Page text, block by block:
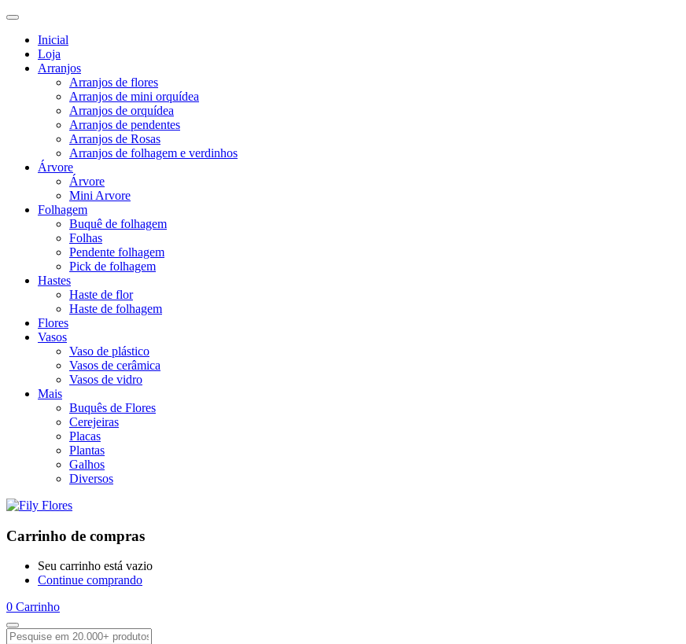
Inicial
Loja
Arranjos
Arranjos de flores
Arranjos de mini orquídea
Arranjos de orquídea
Arranjos de pendentes
Arranjos de Rosas
Arranjos de folhagem e verdinhos
Árvore
Árvore
Mini Arvore
Folhagem
Buquê de folhagem
Folhas
Pendente folhagem
Pick de folhagem
Hastes
Haste de flor
Haste de folhagem
Flores
Vasos
Vaso de plástico
Vasos de cerâmica
Vasos de vidro
Mais
Buquês de Flores
Cerejeiras
Placas
Plantas
Galhos
Diversos
Carrinho de compras
Seu carrinho está vazio
Continue comprando
0 Carrinho